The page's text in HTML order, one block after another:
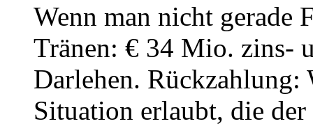
Wenn man nicht gerade
Tränen: € 34 Mio. zins-
Darlehen. Rückzahlung:
Situation erlaubt, die